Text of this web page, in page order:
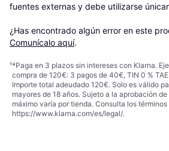
fuentes externas y debe utilizarse
¿Has encontrado algún error en este
Comunícalo aquí.
¹*Paga en 3 plazos sin intereses con Klarna.
compra de 120€: 3 pagos de 40€, TIN 0 %
Importe total adeudado 120€. Solo es válido
mayores de 18 años. Sujeto a la aprobación
máximo varía por tienda. Consulta los
https://www.klarna.com/es/legal/.